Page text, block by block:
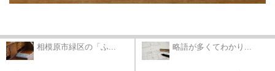
相模原市緑区の「ふ... 略語が多くてわかり...